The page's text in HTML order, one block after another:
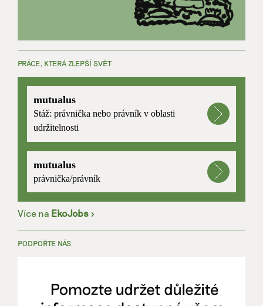
PRÁCE, KTERÁ ZLEPŠÍ SVĚT
mutualus
Stáž: právnička nebo právník v oblasti
udržitelnosti
mutualus
právnička/právník
Více na EkoJobs >
PODPOŘTE NÁS